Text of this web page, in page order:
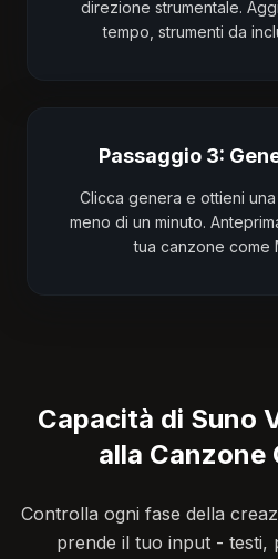
direzione strumentale.
tempo, strumenti da
Passaggio 3:
Clicca genera e ottieni
meno di un minuto.
tua canzone come
Capacità di Suno
alla Canzone
Controlla ogni fase della
prende il tuo input - testi,